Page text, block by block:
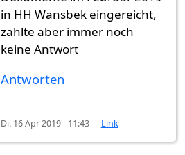
in HH Wansbek eingereicht,
zahlte aber immer noch
keine Antwort
Antworten
Di. 16 Apr 2019 - 11:43 Link